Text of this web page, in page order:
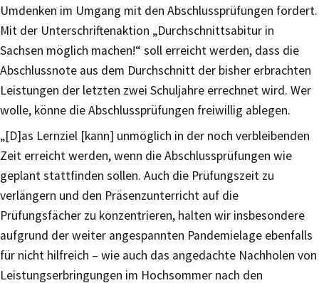
Umdenken im Umgang mit den Abschlussprüfungen fordert.
Mit der Unterschriftenaktion „Durchschnittsabitur in
Sachsen möglich machen!“ soll erreicht werden, dass die
Abschlussnote aus dem Durchschnitt der bisher erbrachten
Leistungen der letzten zwei Schuljahre errechnet wird. Wer
wolle, könne die Abschlussprüfungen freiwillig ablegen.
„[D]as Lernziel [kann] unmöglich in der noch verbleibenden
Zeit erreicht werden, wenn die Abschlussprüfungen wie
geplant stattfinden sollen. Auch die Prüfungszeit zu
verlängern und den Präsenzunterricht auf die
Prüfungsfächer zu konzentrieren, halten wir insbesondere
aufgrund der weiter angespannten Pandemielage ebenfalls
für nicht hilfreich – wie auch das angedachte Nachholen von
Leistungserbringungen im Hochsommer nach den